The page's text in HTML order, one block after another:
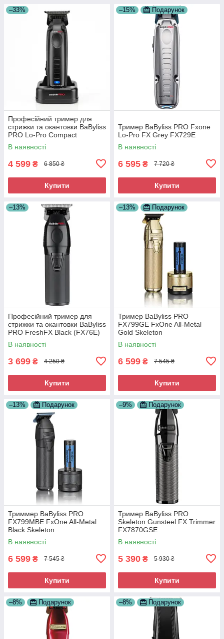
–33%
Професійний тример для
стрижки та окантовки BaByliss
PRO Lo-Pro Compact
(FX720E)
В наявності
4 599 ₴ 6 850 ₴
Купити
–15% Подарунок
Тример BaByliss PRO Fxone
Lo-Pro FX Grey FX729E
В наявності
6 595 ₴ 7 720 ₴
Купити
–13%
Професійний тример для
стрижки та окантовки BaByliss
PRO FreshFX Black (FX76E)
В наявності
3 699 ₴ 4 250 ₴
Купити
–13% Подарунок
Тример BaByliss PRO
FX799GE FxOne All-Metal
Gold Skeleton
В наявності
6 599 ₴ 7 545 ₴
Купити
–13% Подарунок
Триммер BaByliss PRO
FX799MBE FxOne All-Metal
Black Skeleton
В наявності
6 599 ₴ 7 545 ₴
Купити
–9% Подарунок
Тример BaByliss PRO
Skeleton Gunsteel FX Trimmer
FX7870GSE
В наявності
5 390 ₴ 5 930 ₴
Купити
–8% Подарунок –8% Подарунок